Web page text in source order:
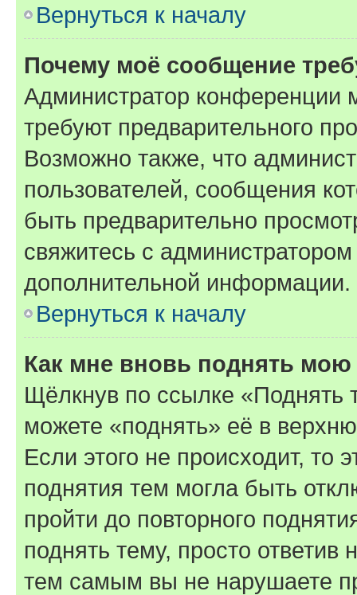
Вернуться к началу
Почему моё сообщение
Администратор конференции
требуют предварительного
Возможно также, что
пользователей, сообщения
быть предварительно
свяжитесь с
дополнительной информации.
Вернуться к началу
Как мне вновь поднять мою
Щёлкнув по ссылке «Поднять
можете «поднять» её в
Если этого не происходит, то
поднятия тем могла быть
пройти до повторного
поднять тему, просто ответив
тем самым вы не нарушаете